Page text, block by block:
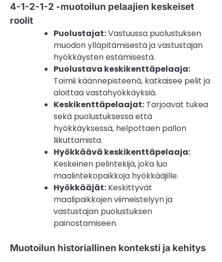
4-1-2-1-2 -muotoilun pelaajien keskeiset
roolit
Puolustajat:Vastuussa puolustuksen
muodon ylläpitämisestä ja vastustajan
hyökkäysten estämisestä.
Puolustava keskikenttäpelaaja:
Toimii käännepisteenä, katkaisee pelit ja
aloittaa vastahyökkäyksiä.
Keskikenttäpelaajat: Tarjoavat tukea
sekä puolustuksessa että
hyökkäyksessä, helpottaen pallon
liikuttamista.
Hyökkäävä keskikenttäpelaaja:
Keskeinen pelintekijä, joka luo
maalintekopaikkoja hyökkääjille.
Hyökkääjät: Keskittyvät
maalipaikkojen viimeistelyyn ja
vastustajan puolustuksen
painostamiseen.
Muotoilun historiallinen konteksti ja kehitys